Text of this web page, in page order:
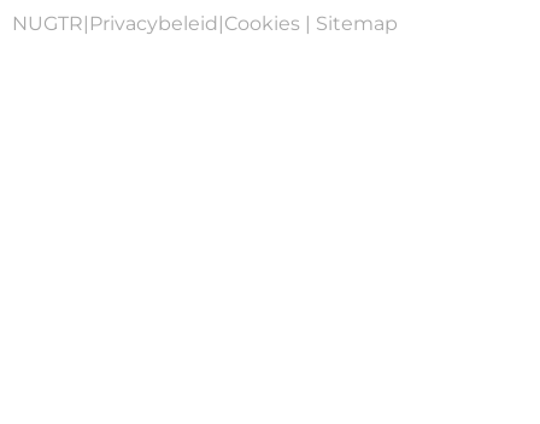
NUGTR| Privacybeleid |Cookies | Sitemap